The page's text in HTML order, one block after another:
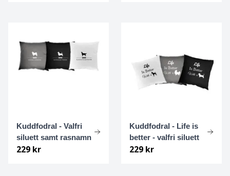
Kuddfodral - Valfri
siluett samt rasnamn
229 kr
Kuddfodral - Life is
better - valfri siluett
229 kr
Hovawart
Hälleforshund
Irländsk terrier
Irländsk varghund